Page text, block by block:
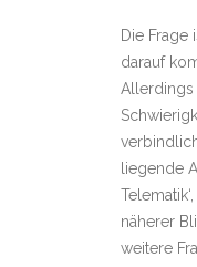
Die Frage
darauf
Allerdings
liegende
näherer
weitere